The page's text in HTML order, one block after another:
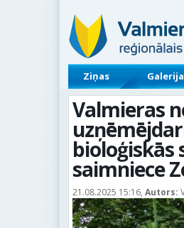
Ziņas
Valmieras
bioloģiskās
saimniece
21.08.2025 15:16, Autors: